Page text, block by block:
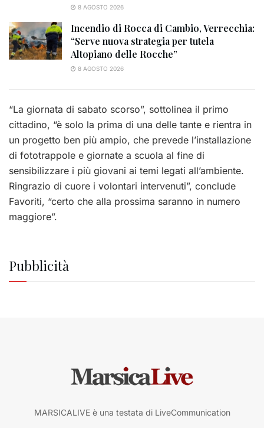
8 AGOSTO 2026
Incendio di Rocca di Cambio, Verrecchia:
“Serve nuova strategia per tutela
Altopiano delle Rocche”
8 AGOSTO 2026
“La giornata di sabato scorso”, sottolinea il primo
cittadino, “è solo la prima di una delle tante e rientra in
un progetto ben più ampio, che prevede l’installazione
di fototrappole e giornate a scuola al fine di
sensibilizzare i più giovani ai temi legati all’ambiente.
Ringrazio di cuore i volontari intervenuti”, conclude
Favoriti, “certo che alla prossima saranno in numero
maggiore”.
Pubblicità
MARSICALIVE è una testata di LiveCommunication